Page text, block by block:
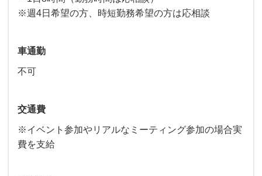
※週4日希望の方、時短勤務希望の方は応相談
車通勤
不可
交通費
※イベント参加やリアルなミーティング参加の場合実
費を支給